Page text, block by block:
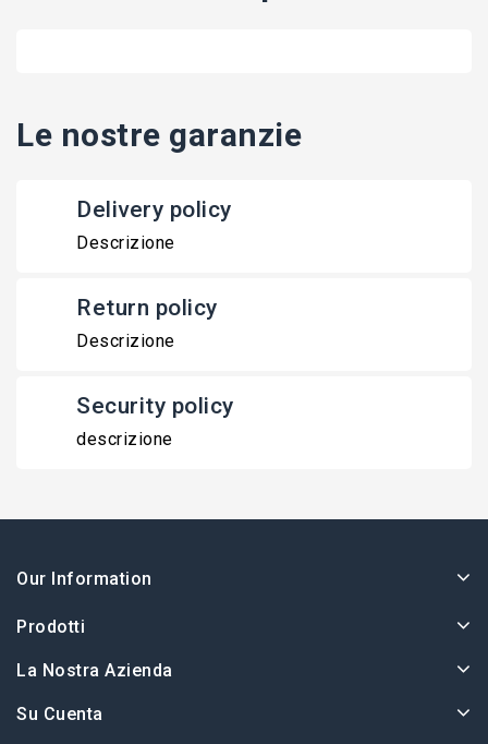
Le nostre garanzie
Delivery policy
Descrizione
Return policy
Descrizione
Security policy
descrizione
Our Information
Prodotti
La Nostra Azienda
Su Cuenta